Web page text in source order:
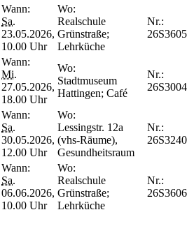
Wann:
Sa.
23.05.2026,
10.00 Uhr
Wo:
Realschule
Grünstraße;
Lehrküche
Nr.:
Wann:
Mi.
27.05.2026,
18.00 Uhr
Wo:
Stadtmuseum
Hattingen; Café
Nr.:
Wann:
Sa.
30.05.2026,
12.00 Uhr
Wo:
Lessingstr. 12a
(vhs-Räume),
Gesundheitsraum
Nr.:
26S3240
Wann:
Sa.
06.06.2026,
10.00 Uhr
Wo:
Realschule
Grünstraße;
Lehrküche
Nr.: